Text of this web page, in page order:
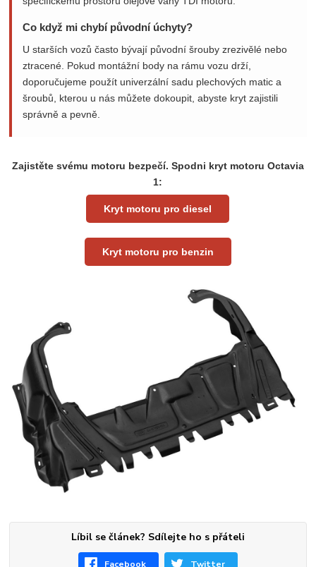
Co když mi chybí původní úchyty?
U starších vozů často bývají původní šrouby zrezivělé nebo
ztracené. Pokud montážní body na rámu vozu drží,
doporučujeme použít univerzální sadu plechových matic a
šroubů, kterou u nás můžete dokoupit, abyste kryt zajistili
správně a pevně.
Zajistěte svému motoru bezpečí. Spodni kryt motoru Octavia
1:
Kryt motoru pro diesel
Kryt motoru pro benzin
Líbil se článek? Sdílejte ho s přáteli
Facebook Twitter